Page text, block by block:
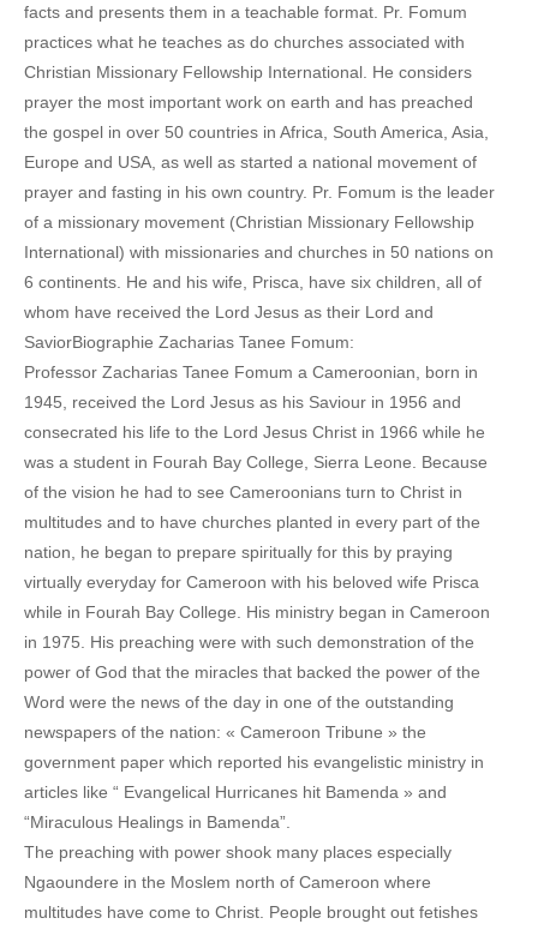
facts and presents them in a teachable format. Pr. Fomum
practices what he teaches as do churches associated with
Christian Missionary Fellowship International. He considers
prayer the most important work on earth and has preached
the gospel in over 50 countries in Africa, South America, Asia,
Europe and USA, as well as started a national movement of
prayer and fasting in his own country. Pr. Fomum is the leader
of a missionary movement (Christian Missionary Fellowship
International) with missionaries and churches in 50 nations on
6 continents. He and his wife, Prisca, have six children, all of
whom have received the Lord Jesus as their Lord and
SaviorBiographie Zacharias Tanee Fomum:
Professor Zacharias Tanee Fomum a Cameroonian, born in
1945, received the Lord Jesus as his Saviour in 1956 and
consecrated his life to the Lord Jesus Christ in 1966 while he
was a student in Fourah Bay College, Sierra Leone. Because
of the vision he had to see Cameroonians turn to Christ in
multitudes and to have churches planted in every part of the
nation, he began to prepare spiritually for this by praying
virtually everyday for Cameroon with his beloved wife Prisca
while in Fourah Bay College. His ministry began in Cameroon
in 1975. His preaching were with such demonstration of the
power of God that the miracles that backed the power of the
Word were the news of the day in one of the outstanding
newspapers of the nation: « Cameroon Tribune » the
government paper which reported his evangelistic ministry in
articles like “ Evangelical Hurricanes hit Bamenda » and
“Miraculous Healings in Bamenda”.
The preaching with power shook many places especially
Ngaoundere in the Moslem north of Cameroon where
multitudes have come to Christ. People brought out fetishes